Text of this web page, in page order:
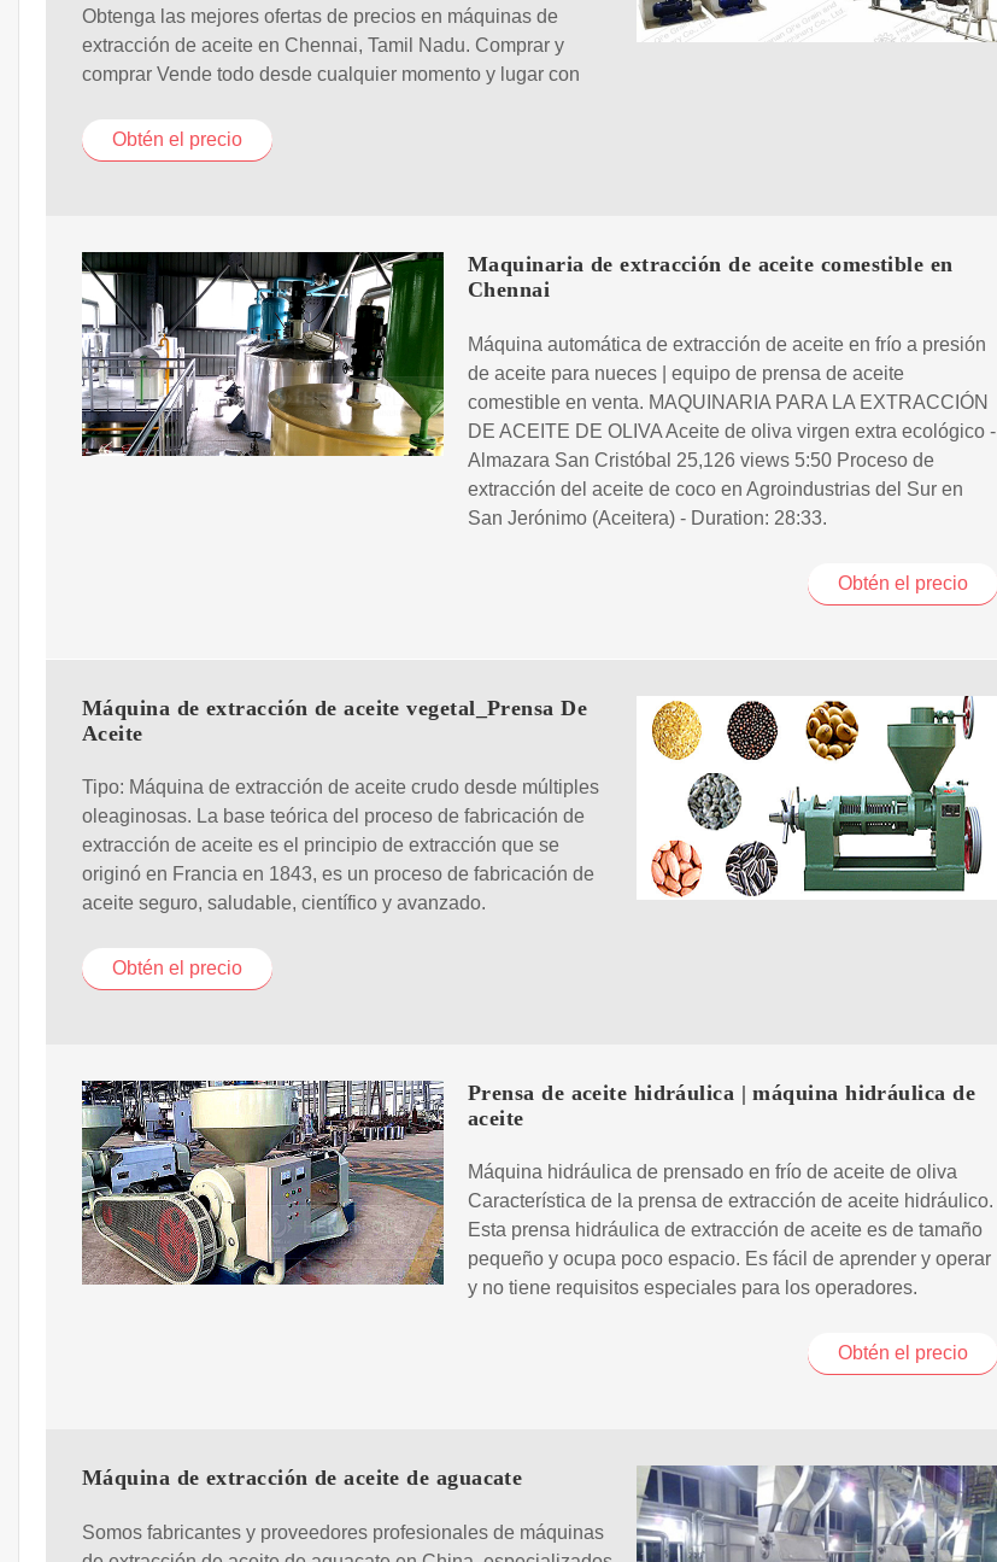
Obtenga las mejores ofertas de precios en máquinas de
extracción de aceite en Chennai, Tamil Nadu. Comprar y
comprar Vende todo desde cualquier momento y lugar con
Obtén el precio
Maquinaria de extracción de aceite comestible en
Chennai
Máquina automática de extracción de aceite en frío a presión
de aceite para nueces | equipo de prensa de aceite
comestible en venta. MAQUINARIA PARA LA EXTRACCIÓN
DE ACEITE DE OLIVA Aceite de oliva virgen extra ecológico -
Almazara San Cristóbal 25,126 views 5:50 Proceso de
extracción del aceite de coco en Agroindustrias del Sur en
San Jerónimo (Aceitera) - Duration: 28:33.
Obtén el precio
Máquina de extracción de aceite vegetal_Prensa De
Aceite
Tipo: Máquina de extracción de aceite crudo desde múltiples
oleaginosas. La base teórica del proceso de fabricación de
extracción de aceite es el principio de extracción que se
originó en Francia en 1843, es un proceso de fabricación de
aceite seguro, saludable, científico y avanzado.
Obtén el precio
Prensa de aceite hidráulica | máquina hidráulica de
aceite
Máquina hidráulica de prensado en frío de aceite de oliva
Característica de la prensa de extracción de aceite hidráulico.
Esta prensa hidráulica de extracción de aceite es de tamaño
pequeño y ocupa poco espacio. Es fácil de aprender y operar
y no tiene requisitos especiales para los operadores.
Obtén el precio
Máquina de extracción de aceite de aguacate
Somos fabricantes y proveedores profesionales de máquinas